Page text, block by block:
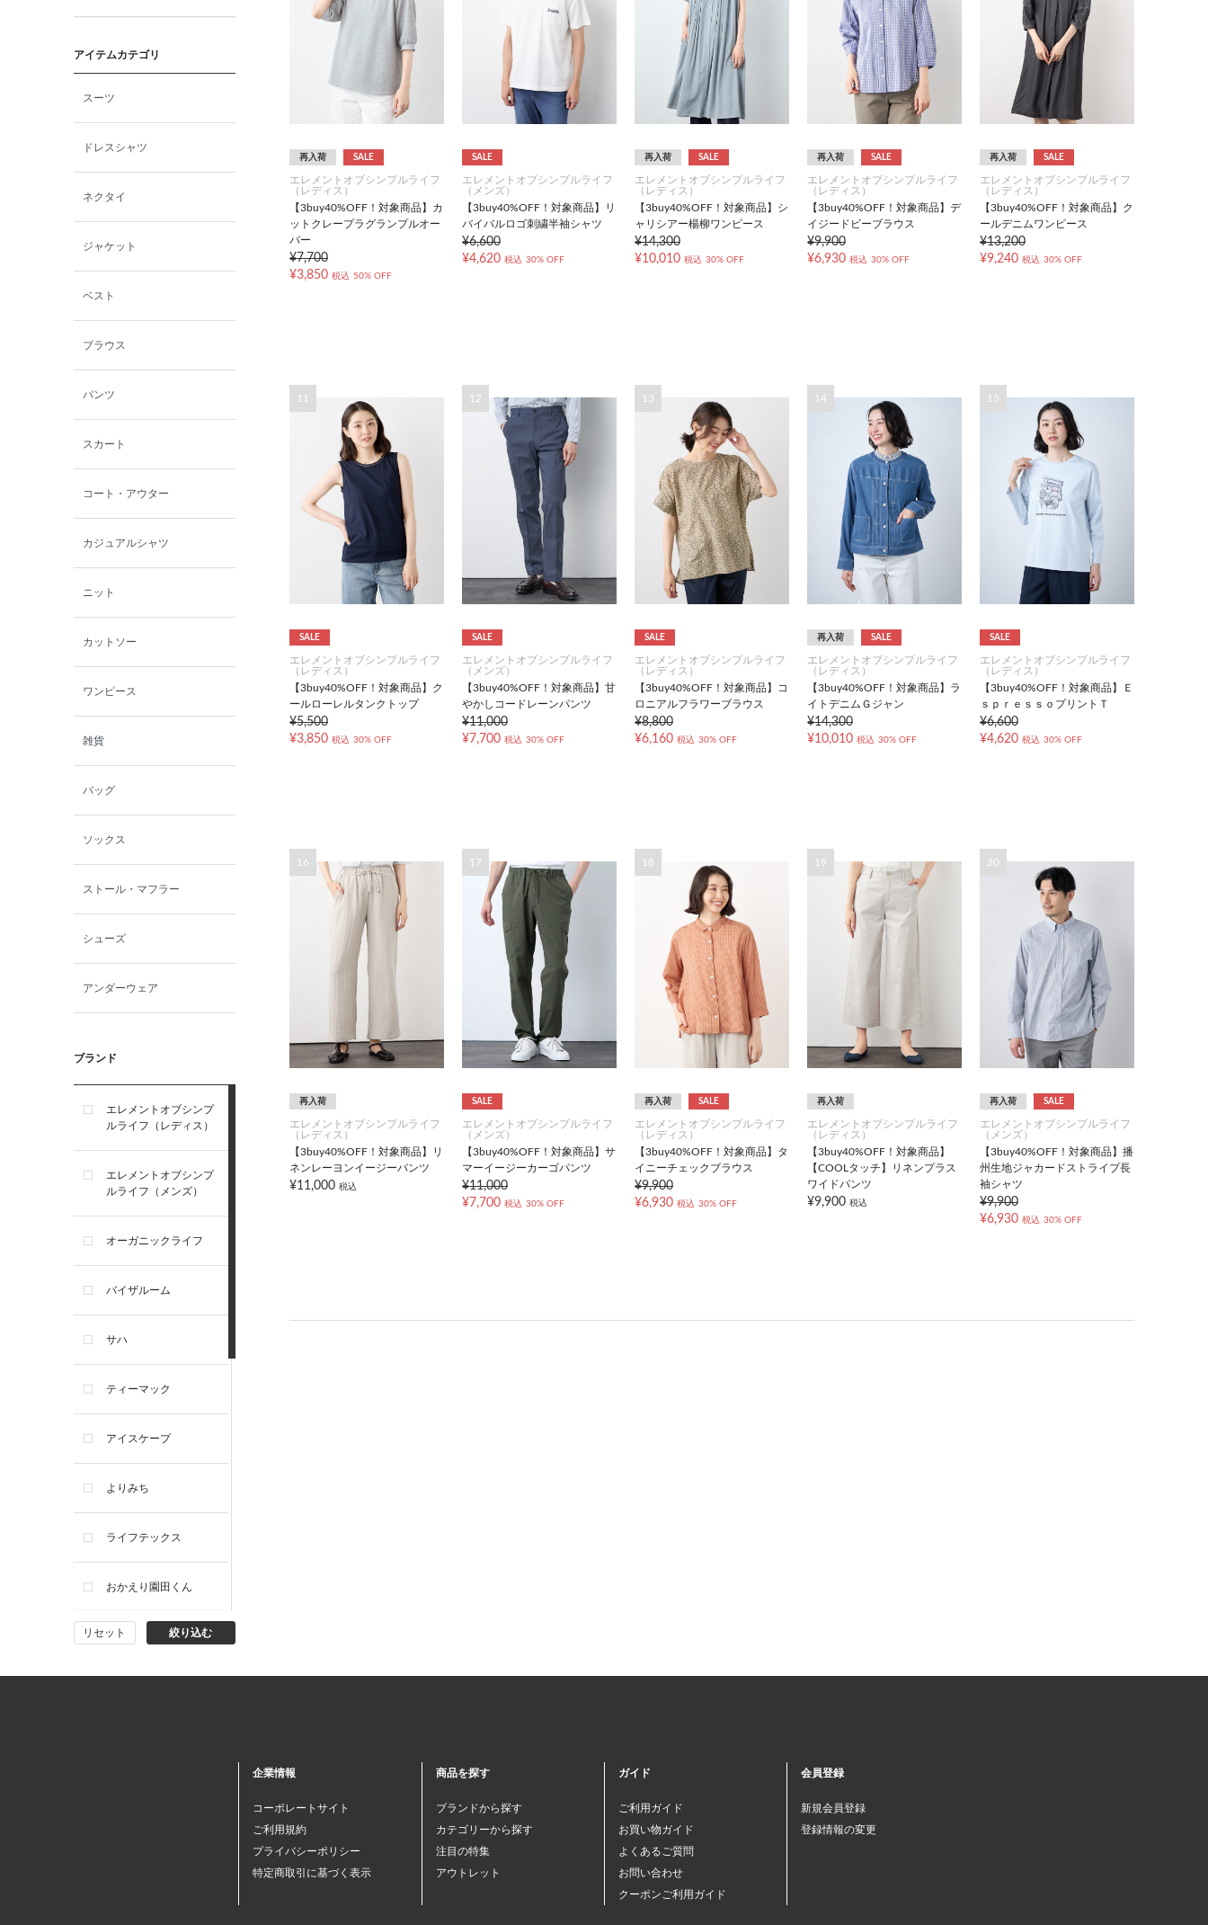
アイテムカテゴリ
スーツ
ドレスシャツ
ネクタイ
ジャケット
ベスト
ブラウス
パンツ
スカート
コート・アウター
カジュアルシャツ
ニット
カットソー
ワンピース
雑貨
バッグ
ソックス
ストール・マフラー
シューズ
アンダーウェア
ブランド
エレメントオブシンプ
ルライフ（レディス）
エレメントオブシンプ
ルライフ（メンズ）
オーガニックライフ
バイザルーム
サハ
ティーマック
アイスケープ
よりみち
ライフテックス
おかえり園田くん
ビー・エー・ジー
リセット 絞り込む
再入荷 SALE
エレメントオブシンプルライフ
（レディス）
【3buy40%OFF！対象商品】カ
ットクレープラグランプルオー
バー
¥7,700
¥3,850 税込 50% OFF
SALE
エレメントオブシンプルライフ
（メンズ）
【3buy40%OFF！対象商品】リ
バイバルロゴ刺繍半袖シャツ
¥6,600
¥4,620 税込 30% OFF
再入荷 SALE
エレメントオブシンプルライフ
（レディス）
【3buy40%OFF！対象商品】シ
ャリシアー楊柳ワンピース
¥14,300
¥10,010 税込 30% OFF
再入荷 SALE
エレメントオブシンプルライフ
（レディス）
【3buy40%OFF！対象商品】デ
イジードビーブラウス
¥9,900
¥6,930 税込 30% OFF
再入荷 SALE
エレメントオブシンプルライフ
（レディス）
【3buy40%OFF！対象商品】ク
ールデニムワンピース
¥13,200
¥9,240 税込 30% OFF
11
SALE
エレメントオブシンプルライフ
（レディス）
【3buy40%OFF！対象商品】ク
ールローレルタンクトップ
¥5,500
¥3,850 税込 30% OFF
12
SALE
エレメントオブシンプルライフ
（メンズ）
【3buy40%OFF！対象商品】甘
やかしコードレーンパンツ
¥11,000
¥7,700 税込 30% OFF
13
SALE
エレメントオブシンプルライフ
（レディス）
【3buy40%OFF！対象商品】コ
ロニアルフラワーブラウス
¥8,800
¥6,160 税込 30% OFF
14
再入荷 SALE
エレメントオブシンプルライフ
（レディス）
【3buy40%OFF！対象商品】ラ
イトデニムＧジャン
¥14,300
¥10,010 税込 30% OFF
15
SALE
エレメントオブシンプルライフ
（レディス）
【3buy40%OFF！対象商品】Ｅ
ｓｐｒｅｓｓｏプリントＴ
¥6,600
¥4,620 税込 30% OFF
16
再入荷
エレメントオブシンプルライフ
（レディス）
【3buy40%OFF！対象商品】リ
ネンレーヨンイージーパンツ
¥11,000 税込
17
SALE
エレメントオブシンプルライフ
（メンズ）
【3buy40%OFF！対象商品】サ
マーイージーカーゴパンツ
¥11,000
¥7,700 税込 30% OFF
18
再入荷 SALE
エレメントオブシンプルライフ
（レディス）
【3buy40%OFF！対象商品】タ
イニーチェックブラウス
¥9,900
¥6,930 税込 30% OFF
19
再入荷
エレメントオブシンプルライフ
（レディス）
【3buy40%OFF！対象商品】
【COOLタッチ】リネンプラス
ワイドパンツ
¥9,900 税込
20
再入荷 SALE
エレメントオブシンプルライフ
（メンズ）
【3buy40%OFF！対象商品】播
州生地ジャカードストライプ長
袖シャツ
¥9,900
¥6,930 税込 30% OFF
企業情報
コーポレートサイト
ご利用規約
プライバシーポリシー
特定商取引に基づく表示
商品を探す
ブランドから探す
カテゴリーから探す
注目の特集
アウトレット
ガイド
ご利用ガイド
お買い物ガイド
よくあるご質問
お問い合わせ
クーポンご利用ガイド
会員登録
新規会員登録
登録情報の変更